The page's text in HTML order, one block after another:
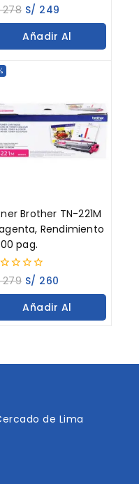
278 S/ 249
Añadir Al
Brother TN-221M
Rendimiento
pag.
279 S/ 260
Añadir Al
de Lima